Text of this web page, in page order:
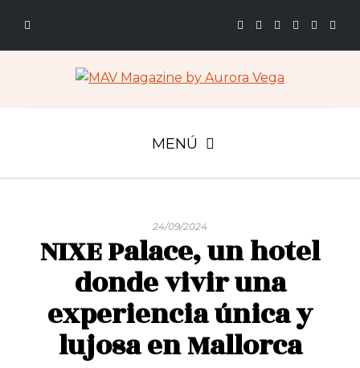
MENÚ
24/09/2024
NIXE Palace, un hotel
donde vivir una
experiencia única y
lujosa en Mallorca